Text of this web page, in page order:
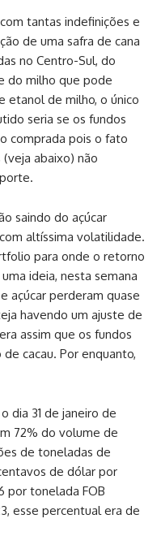
tantas indefinições e
de uma safra de cana
no Centro-Sul, do
do milho que pode
etanol de milho, o único
seria se os fundos
comprada pois o fato
abaixo) não
saindo do açúcar
altíssima volatilidade.
para onde o retorno
ideia, nesta semana
açúcar perderam quase
havendo um ajuste de
assim que os fundos
cacau. Por enquanto,
dia 31 de janeiro de
72% do volume de
de toneladas de
de dólar por
por tonelada FOB
esse percentual era de